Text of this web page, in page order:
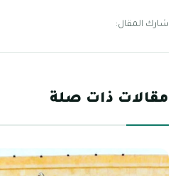
شارك المقال:
مقالات ذات صلة